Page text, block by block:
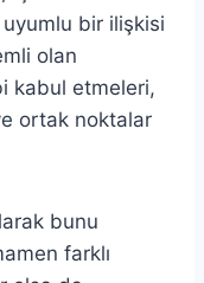
bir ilişkisi
olan
kabul etmeleri,
ortak noktalar
bunu
farklı